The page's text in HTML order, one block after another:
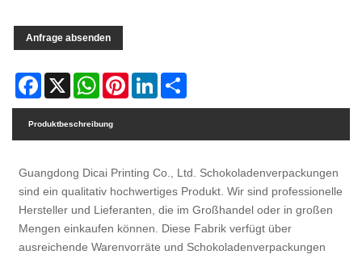
Anfrage absenden
Facebook WhatsAppPinterest LinkedIn
Produktbeschreibung
Guangdong Dicai Printing Co., Ltd. Schokoladenverpackungen
sind ein qualitativ hochwertiges Produkt. Wir sind professionelle
Hersteller und Lieferanten, die im Großhandel oder in großen
Mengen einkaufen können. Diese Fabrik verfügt über
ausreichende Warenvorräte und Schokoladenverpackungen